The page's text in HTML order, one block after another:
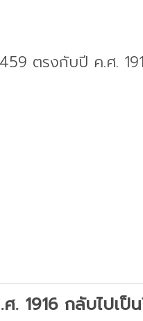
ตรงกับปี ค.ศ.
. 1916 กลับไปเ